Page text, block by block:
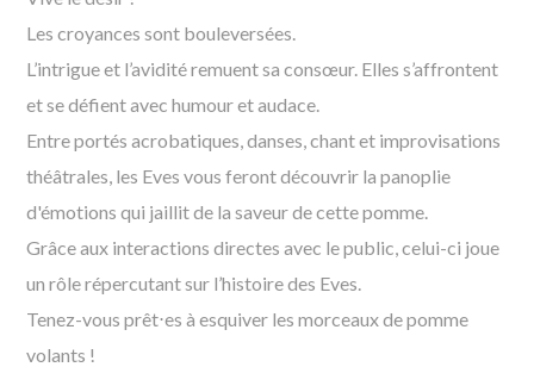
Les croyances sont bouleversées.
L’intrigue et l’avidité remuent sa consœur. Elles s’affrontent
et se défient avec humour et audace.
Entre portés acrobatiques, danses, chant et improvisations
théâtrales, les Eves vous feront découvrir la panoplie
d'émotions qui jaillit de la saveur de cette pomme.
Grâce aux interactions directes avec le public, celui-ci joue
un rôle répercutant sur l’histoire des Eves.
Tenez-vous prêt⋅esà esquiver les morceaux de pomme
volants !